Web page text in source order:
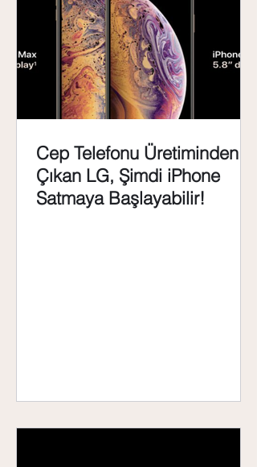
Cep Telefonu Üretiminden
Çıkan LG, Şimdi iPhone
Satmaya Başlayabilir!